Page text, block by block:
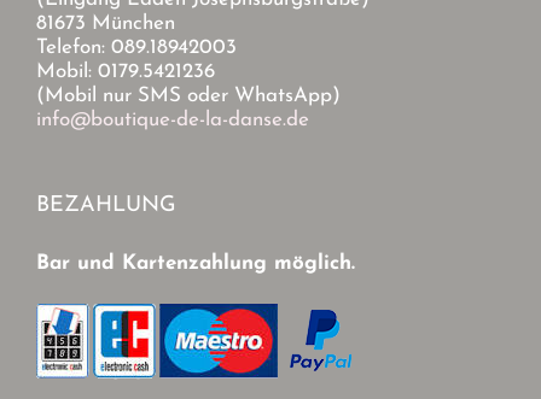
81673 München
Telefon: 089.18942003
Mobil: 0179.5421236
(Mobil nur SMS oder WhatsApp)
info@boutique-de-la-danse.de
BEZAHLUNG
Bar und Kartenzahlung möglich.